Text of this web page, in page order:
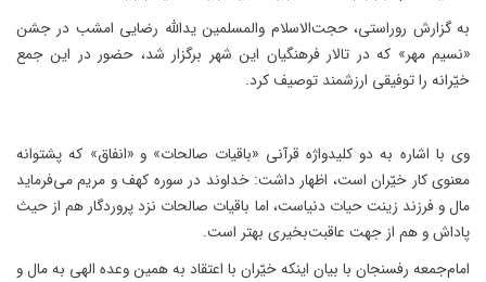
به گزارش روراستی، حجت‌الاسلام والمسلمین یدالله رضایی امشب در جشن
«نسیم مهر» که در تالار فرهنگیان این شهر برگزار شد، حضور در این جمع
خیّرانه را توفیقی ارزشمند توصیف کرد.
وی با اشاره به دو کلیدواژه قرآنی «باقیات صالحات» و «انفاق» که پشتوانه
معنوی کار خیّران است، اظهار داشت: خداوند در سوره کهف و مریم می‌فرماید
مال و فرزند زینت حیات دنیاست، اما باقیات صالحات نزد پروردگار هم از حیث
پاداش و هم از جهت عاقبت‌بخیری بهتر است.
امام‌جمعه رفسنجان با بیان اینکه خیّران با اعتقاد به همین وعده الهی به مال و